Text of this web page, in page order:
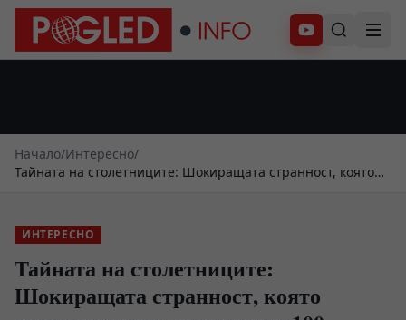
Абонирай се
Начало/Интересно/
Тайната на столетниците: Шокиращата странност, която
ИНТЕРЕСНО
Тайната на столетниците:
Шокиращата странност, която